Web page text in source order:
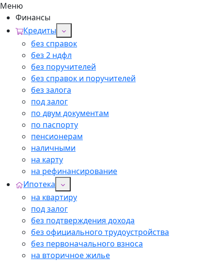
Меню
Финансы
Кредиты
без справок
без 2 ндфл
без поручителей
без справок и поручителей
без залога
под залог
по двум документам
по паспорту
пенсионерам
наличными
на карту
на рефинансирование
Ипотека
на квартиру
под залог
без подтверждения дохода
без официального трудоустройства
без первоначального взноса
на вторичное жилье